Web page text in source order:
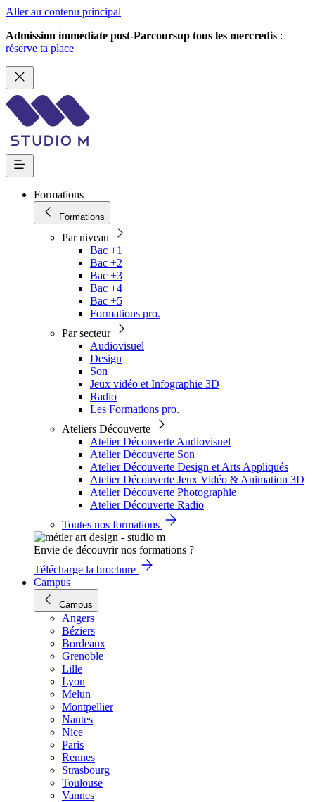
Aller au contenu principal
Admission immédiate post-Parcoursup tous les mercredis :
réserve ta place
Formations
Formations
Par niveau
Bac +1
Bac +2
Bac +3
Bac +4
Bac +5
Formations pro.
Par secteur
Audiovisuel
Design
Son
Jeux vidéo et Infographie 3D
Radio
Les Formations pro.
Ateliers Découverte
Atelier Découverte Audiovisuel
Atelier Découverte Son
Atelier Découverte Design et Arts Appliqués
Atelier Découverte Jeux Vidéo & Animation 3D
Atelier Découverte Photographie
Atelier Découverte Radio
Toutes nos formations
Envie de découvrir nos formations ?
Télécharge la brochure
Campus
Campus
Angers
Béziers
Bordeaux
Grenoble
Lille
Lyon
Melun
Montpellier
Nantes
Nice
Paris
Rennes
Strasbourg
Toulouse
Vannes